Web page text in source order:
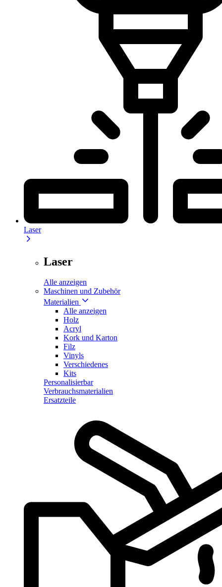
Laser
Laser
Alle anzeigen
Maschinen und Zubehör
Materialien
Alle anzeigen
Holz
Acryl
Kork und Karton
Filz
Vinyls
Verschiedenes
Kits
Personalisierbar
Verbrauchsmaterialien
Ersatzteile